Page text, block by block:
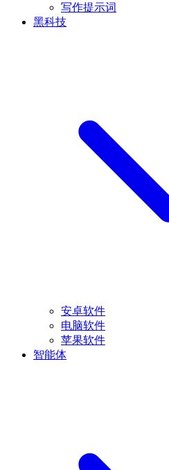
写作提示词
黑科技
安卓软件
电脑软件
苹果软件
智能体